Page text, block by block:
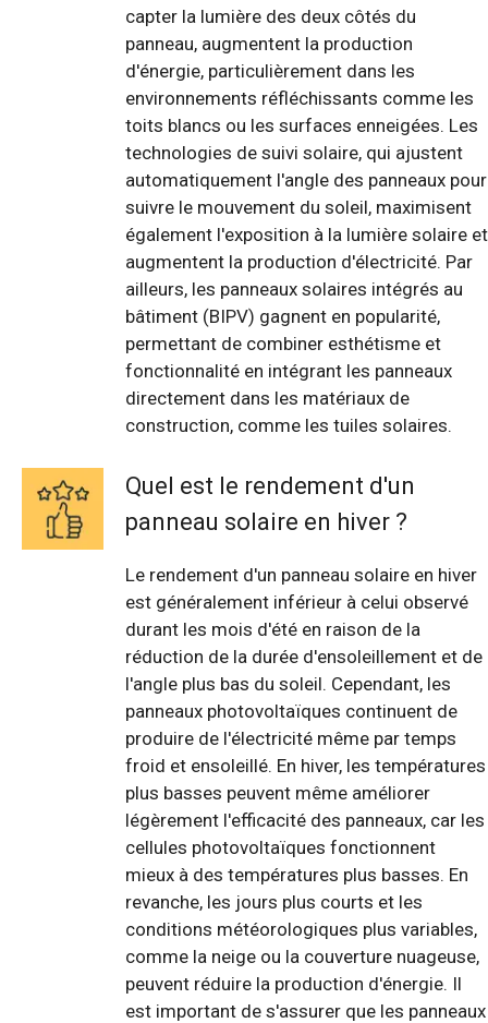
capter la lumière des deux côtés du
panneau, augmentent la production
d'énergie, particulièrement dans les
environnements réfléchissants comme les
toits blancs ou les surfaces enneigées. Les
technologies de suivi solaire, qui ajustent
automatiquement l'angle des panneaux pour
suivre le mouvement du soleil, maximisent
également l'exposition à la lumière solaire et
augmentent la production d'électricité. Par
ailleurs, les panneaux solaires intégrés au
bâtiment (BIPV) gagnent en popularité,
permettant de combiner esthétisme et
fonctionnalité en intégrant les panneaux
directement dans les matériaux de
construction, comme les tuiles solaires.
Quel est le rendement d'un
panneau solaire en hiver ?
Le rendement d'un panneau solaire en hiver
est généralement inférieur à celui observé
durant les mois d'été en raison de la
réduction de la durée d'ensoleillement et de
l'angle plus bas du soleil. Cependant, les
panneaux photovoltaïques continuent de
produire de l'électricité même par temps
froid et ensoleillé. En hiver, les températures
plus basses peuvent même améliorer
légèrement l'efficacité des panneaux, car les
cellules photovoltaïques fonctionnent
mieux à des températures plus basses. En
revanche, les jours plus courts et les
conditions météorologiques plus variables,
comme la neige ou la couverture nuageuse,
peuvent réduire la production d'énergie. Il
est important de s'assurer que les panneaux